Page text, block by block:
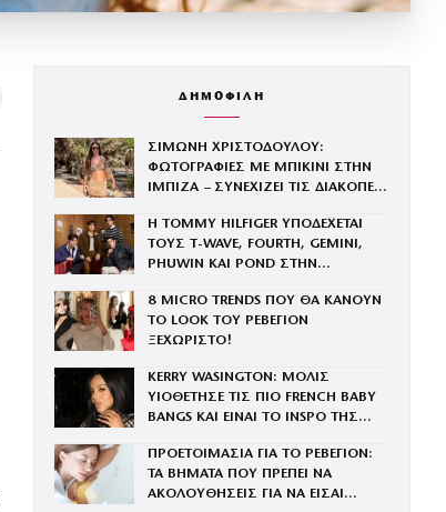
ΔΗΜΟΦΙΛΗ
ΣΙΜΩΝΗ ΧΡΙΣΤΟΔΟΥΛΟΥ:
ΦΩΤΟΓΡΑΦΙΕΣ ΜΕ ΜΠΙΚΙΝΙ ΣΤΗΝ
ΙΜΠΙΖΑ – ΣΥΝΕΧΙΖΕΙ ΤΙΣ ΔΙΑΚΟΠΕΣ
ΓΕΩΡΓΙΟΥ
Η TOMMY HILFIGER ΥΠΟΔΕΧΕΤΑΙ
ΤΟΥΣ Τ-WAVE, FOURTH, GEMINI,
PHUWIN ΚΑΙ POND ΣΤΗΝ
8 MICRO TRENDS ΠΟΥ ΘΑ ΚΑΝΟΥΝ
ΤΟ LOOK ΤΟΥ ΡΕΒΕΓΙΟΝ
ΞΕΧΩΡΙΣΤΟ!
KERRY WASINGTON: ΜΟΛΙΣ
ΥΙΟΘΕΤΗΣΕ ΤΙΣ ΠΙΟ FRENCH BABY
BANGS ΚΑΙ ΕΙΝΑΙ ΤΟ INSPO ΤΗΣ
ΠΡΟΕΤΟΙΜΑΣΙΑ ΓΙΑ ΤΟ ΡΕΒΕΓΙΟΝ:
ΤΑ ΒΗΜΑΤΑ ΠΟΥ ΠΡΕΠΕΙ ΝΑ
ΑΚΟΛΟΥΘΗΣΕΙΣ ΓΙΑ ΝΑ ΕΙΣΑΙ